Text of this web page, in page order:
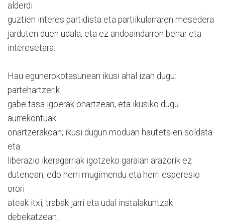
alderdi
guztien interes partidista eta partiikularraren mesedera
jarduten duen udala, eta ez andoaindarron behar eta
interesetara.
Hau egunerokotasunean ikusi ahal izan dugu:
partehartzerik
gabe tasa igoerak onartzean, eta ikusiko dugu
aurrekontuak
onartzerakoan; ikusi dugun moduan hautetsien soldata
eta
liberazio ikeragarriak igotzeko garaian arazorik ez
dutenean; edo herri mugimendu eta herri esperesio
orori
ateak itxi, trabak jarri eta udal instalakuntzak
debekatzean.